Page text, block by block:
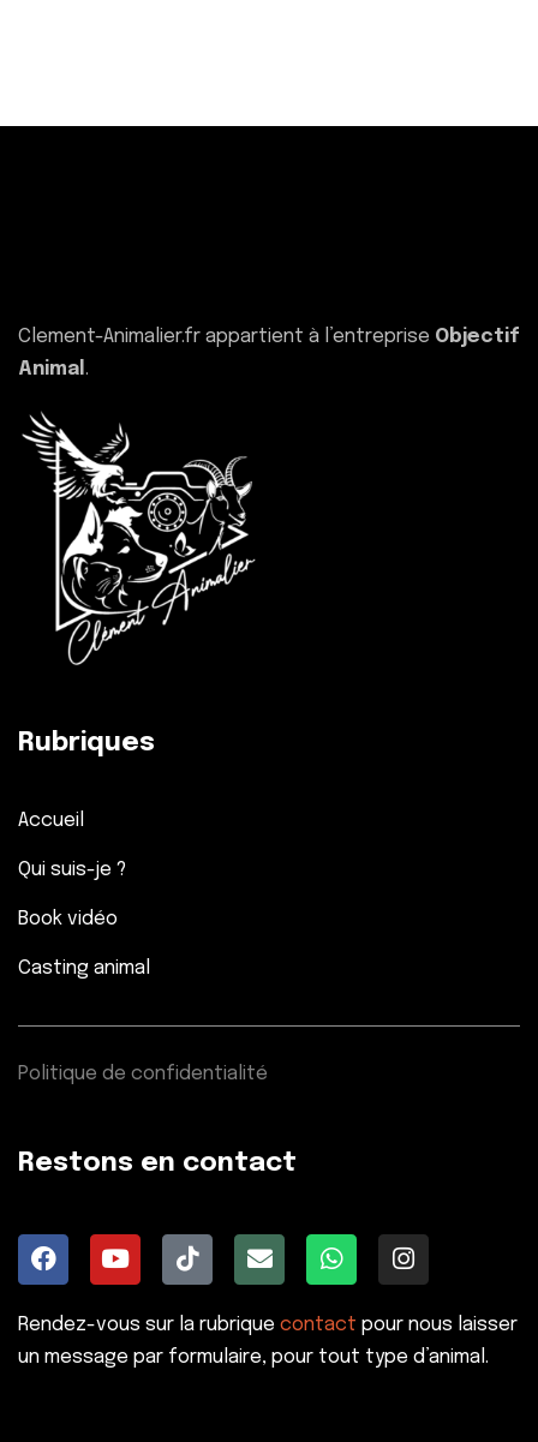
Clement-Animalier.fr appartient à l’entreprise Objectif
Animal .
Rubriques
Accueil
Qui suis-je ?
Book vidéo
Casting animal
Politique de confidentialité
Restons en contact
Rendez-vous sur la rubrique contact pour nous laisser
un message par formulaire, pour tout type d’animal.